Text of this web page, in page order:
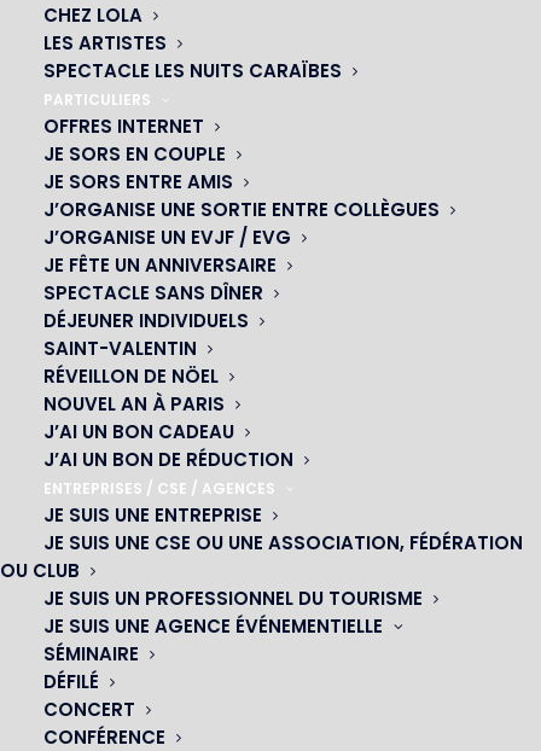
CHEZ LOLA
LES ARTISTES
SPECTACLE LES NUITS CARAÏBES
PARTICULIERS
OFFRES INTERNET
JE SORS EN COUPLE
JE SORS ENTRE AMIS
J’ORGANISE UNE SORTIE ENTRE COLLÈGUES
J’ORGANISE UN EVJF / EVG
JE FÊTE UN ANNIVERSAIRE
SPECTACLE SANS DÎNER
DÉJEUNER INDIVIDUELS
SAINT-VALENTIN
RÉVEILLON DE NÖEL
NOUVEL AN À PARIS
J’AI UN BON CADEAU
J’AI UN BON DE RÉDUCTION
ENTREPRISES / CSE / AGENCES
JE SUIS UNE ENTREPRISE
JE SUIS UNE CSE OU UNE ASSOCIATION, FÉDÉRATION
OU CLUB
JE SUIS UN PROFESSIONNEL DU TOURISME
JE SUIS UNE AGENCE ÉVÉNEMENTIELLE
SÉMINAIRE
DÉFILÉ
CONCERT
CONFÉRENCE
OH! CÉSAR
23 avenue du Maine 75015 PARIS
01 45 44 46 20
|